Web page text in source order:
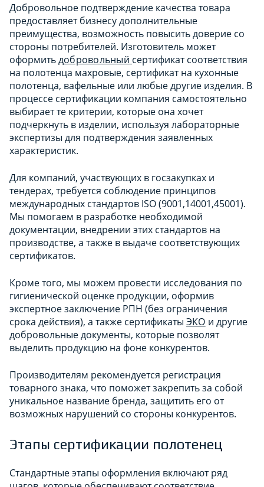
Добровольное подтверждение качества товара
предоставляет бизнесу дополнительные
преимущества, возможность повысить доверие со
стороны потребителей. Изготовитель может
оформитьдобровольный сертификат соответствия
на полотенца махровые, сертификат на кухонные
полотенца, вафельные или любые другие изделия. В
процессе сертификации компания самостоятельно
выбирает те критерии, которые она хочет
подчеркнуть в изделии, используя лабораторные
экспертизы для подтверждения заявленных
характеристик.
Для компаний, участвующих в госзакупках и
тендерах, требуется соблюдение принципов
международных стандартов ISO (9001,14001,45001).
Мы помогаем в разработке необходимой
документации, внедрении этих стандартов на
производстве, а также в выдаче соответствующих
сертификатов.
Кроме того, мы можем провести исследования по
гигиенической оценке продукции, оформив
экспертное заключение РПН (без ограничения
срока действия), а также сертификаты ЭКО и другие
добровольные документы, которые позволят
выделить продукцию на фоне конкурентов.
Производителям рекомендуется регистрация
товарного знака, что поможет закрепить за собой
уникальное название бренда, защитить его от
возможных нарушений со стороны конкурентов.
Этапы сертификации полотенец
Стандартные этапы оформления включают ряд